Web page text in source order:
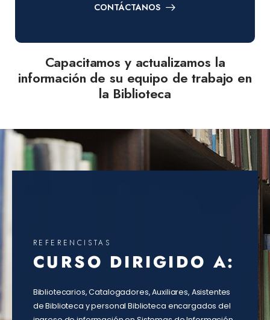
CONTÁCTANOS
Capacitamos y actualizamos la
información de su equipo de trabajo en
la Biblioteca
REFERENCISTAS
CURSO DIRIGIDO A:
Bibliotecarios, Catalogadores, Auxiliares, Asistentes
de Biblioteca y personal Biblioteca encargados del